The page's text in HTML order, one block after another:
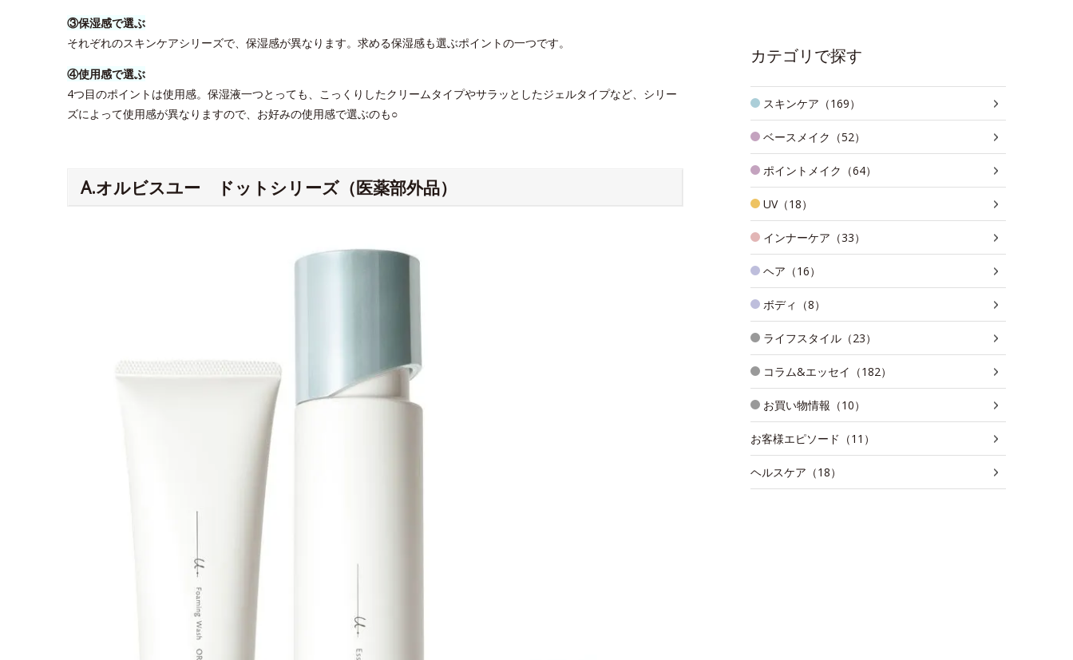
③保湿感で選ぶ
それぞれのスキンケアシリーズで、保湿感が異なります。求める保湿感も選ぶポイントの一つです。
④使用感で選ぶ
4つ目のポイントは使用感。保湿液一つとっても、こっくりしたクリームタイプやサラッとしたジェルタイプなど、シリー
ズによって使用感が異なりますので、お好みの使用感で選ぶのも○
A.オルビスユー ドットシリーズ（医薬部外品）
カテゴリで探す
スキンケア（169）
ベースメイク（52）
ポイントメイク（64）
UV（18）
インナーケア（33）
ヘア（16）
ボディ（8）
ライフスタイル（23）
コラム&エッセイ（182）
お買い物情報（10）
お客様エピソード（11）
ヘルスケア（18）